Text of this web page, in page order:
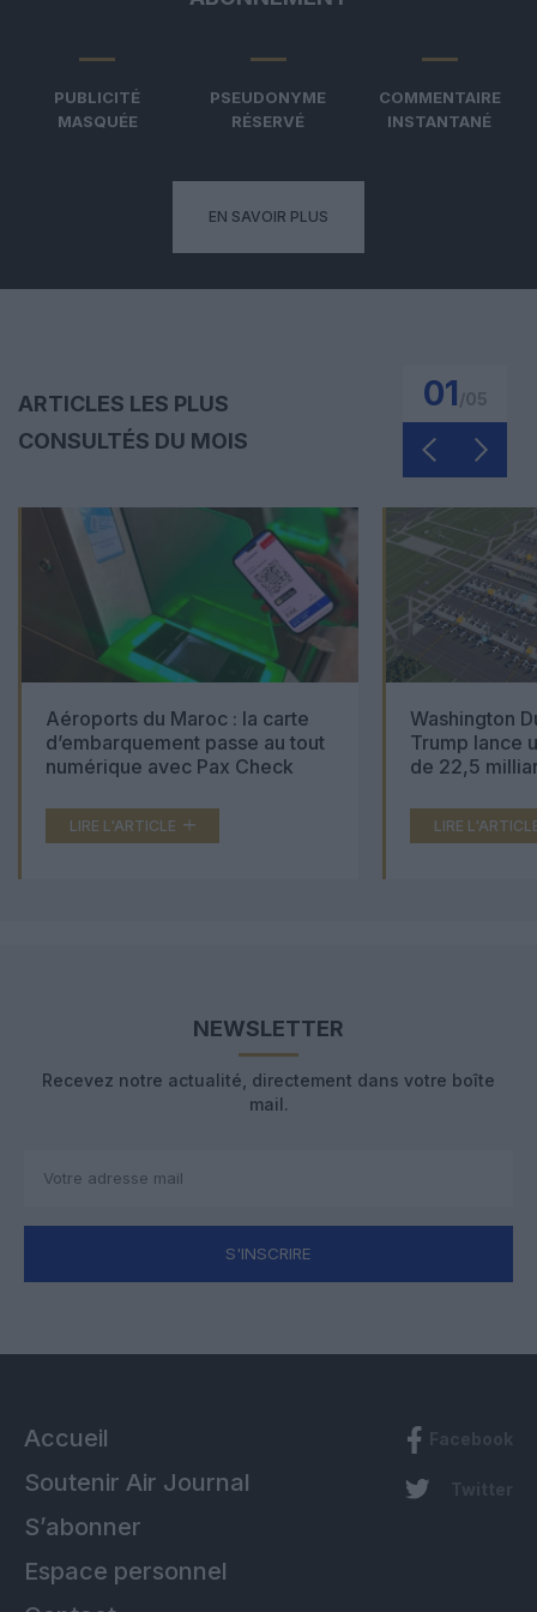
PUBLICITÉ
MASQUÉE
PSEUDONYME
RÉSERVÉ
COMMENTAIRE
INSTANTANÉ
EN SAVOIR PLUS
ARTICLES LES PLUS
CONSULTÉS DU MOIS
01
Aéroports du Maroc : la carte
d’embarquement passe au tout
numérique avec Pax Check
LIRE L'ARTICLE
Washington
Trump lance
de 22,5
LIRE
NEWSLETTER
Recevez notre actualité, directement dans votre boîte
mail.
S'INSCRIRE
Accueil
Soutenir Air Journal
S’abonner
Espace personnel